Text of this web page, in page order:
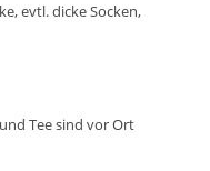
evtl. dicke Socken,
Tee sind vor Ort